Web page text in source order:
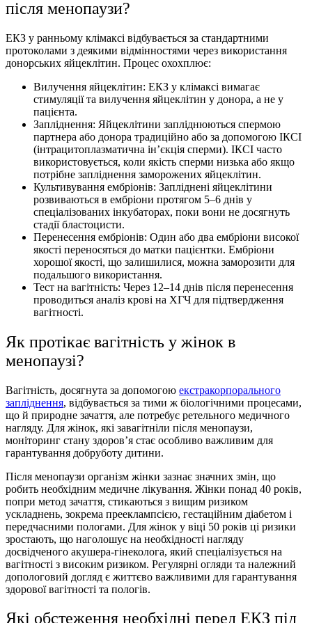
після менопаузи?
ЕКЗ у ранньому клімаксі відбувається за стандартними
протоколами з деякими відмінностями через використання
донорських яйцеклітин. Процес охохплює:
Вилучення яйцеклітин: ЕКЗ у клімаксі вимагає
стимуляції та вилучення яйцеклітин у донора, а не у
пацієнта.
Запліднення: Яйцеклітини запліднюються спермою
партнера або донора традиційно або за допомогою ІКСІ
(інтрацитоплазматична ін’єкція сперми). ІКСІ часто
використовується, коли якість сперми низька або якщо
потрібне запліднення заморожених яйцеклітин.
Культивування ембріонів: Запліднені яйцеклітини
розвиваються в ембріони протягом 5–6 днів у
спеціалізованих інкубаторах, поки вони не досягнуть
стадії бластоцисти.
Перенесення ембріонів: Один або два ембріони високої
якості переносяться до матки пацієнтки. Ембріони
хорошої якості, що залишилися, можна заморозити для
подальшого використання.
Тест на вагітність: Через 12–14 днів після перенесення
проводиться аналіз крові на ХГЧ для підтвердження
вагітності.
Як протікає вагітність у жінок в
менопаузі?
Вагітність, досягнута за допомогою екстракорпорального
запліднення, відбувається за тими ж біологічними процесами,
що й природне зачаття, але потребує ретельного медичного
нагляду. Для жінок, які завагітніли після менопаузи,
моніторинг стану здоров’я стає особливо важливим для
гарантування добруботу дитини.
Після менопаузи організм жінки зазнає значних змін, що
робить необхідним медичне лікування. Жінки понад 40 років,
попри метод зачаття, стикаються з вищим ризиком
ускладнень, зокрема прееклампсією, гестаційним діабетом і
передчасними пологами. Для жінок у віці 50 років ці ризики
зростають, що наголошує на необхідності нагляду
досвідченого акушера-гінеколога, який спеціалізується на
вагітності з високим ризиком. Регулярні огляди та належний
допологовий догляд є життєво важливими для гарантування
здорової вагітності та пологів.
Які обстеження необхідні перед ЕКЗ під